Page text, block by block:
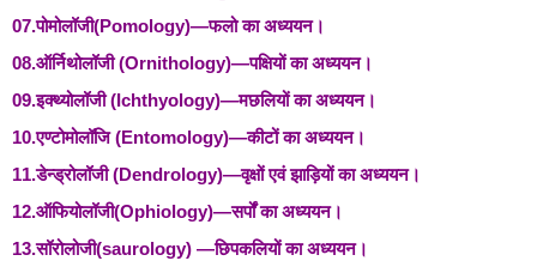
07.पोमोलॉजी(Pomology)—फलो का अध्ययन।
08.ऑर्निथोलॉजी (Ornithology)—पक्षियों का अध्ययन।
09.इक्थ्योलॉजी (Ichthyology)—मछलियों का अध्ययन।
10.एण्टोमोलॉजि (Entomology)—कीटों का अध्ययन।
11.डेन्ड्रोलॉजी (Dendrology)—वृक्षों एवं झाड़ियों का अध्ययन।
12.ऑफियोलॉजी(Ophiology)—सर्पों का अध्ययन।
13.सॉरोलोजी(saurology) —छिपकलियों का अध्ययन।